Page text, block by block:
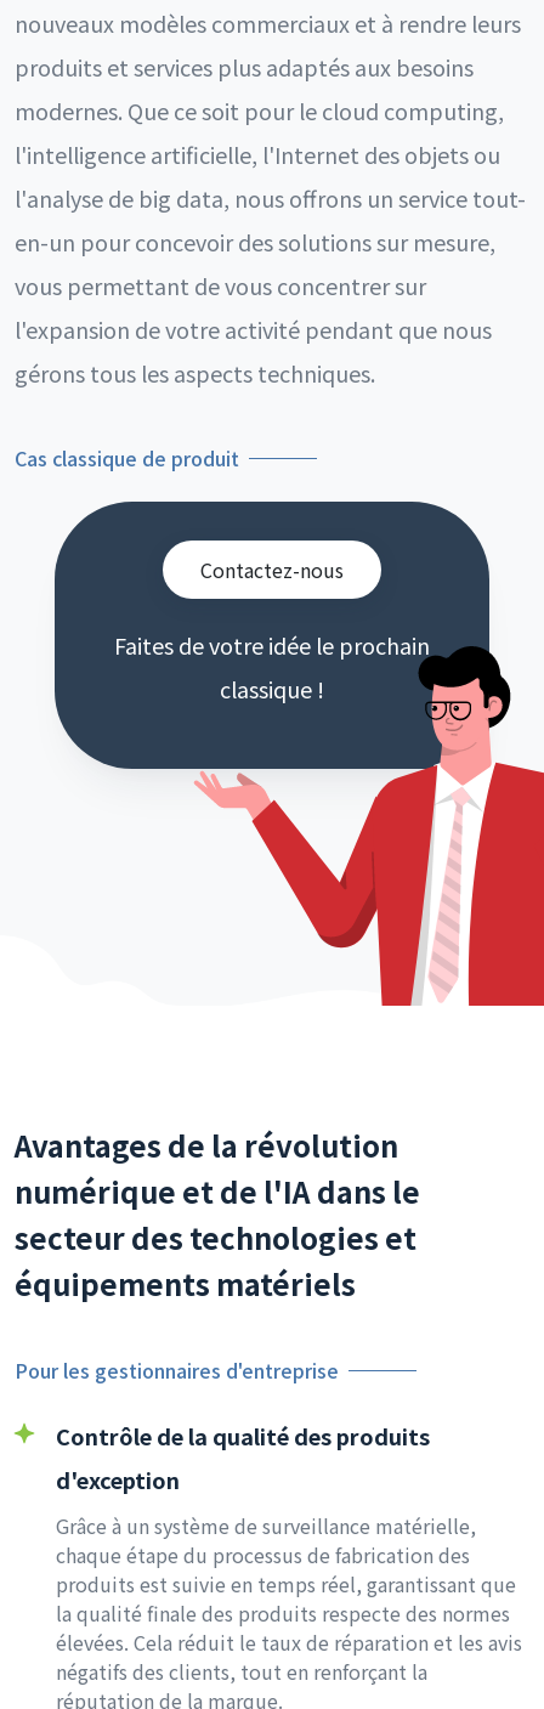
nouveaux modèles commerciaux et à rendre leurs
produits et services plus adaptés aux besoins
modernes. Que ce soit pour le cloud computing,
l'intelligence artificielle, l'Internet des objets ou
l'analyse de big data, nous offrons un service tout-
en-un pour concevoir des solutions sur mesure,
vous permettant de vous concentrer sur
l'expansion de votre activité pendant que nous
gérons tous les aspects techniques.
Cas classique de produit
Contactez-nous
Faites de votre idée le prochain
classique !
Avantages de la révolution
numérique et de l'IA dans le
secteur des technologies et
équipements matériels
Pour les gestionnaires d'entreprise
Contrôle de la qualité des produits
d'exception
Grâce à un système de surveillance matérielle,
chaque étape du processus de fabrication des
produits est suivie en temps réel, garantissant que
la qualité finale des produits respecte des normes
élevées. Cela réduit le taux de réparation et les avis
négatifs des clients, tout en renforçant la
réputation de la marque.